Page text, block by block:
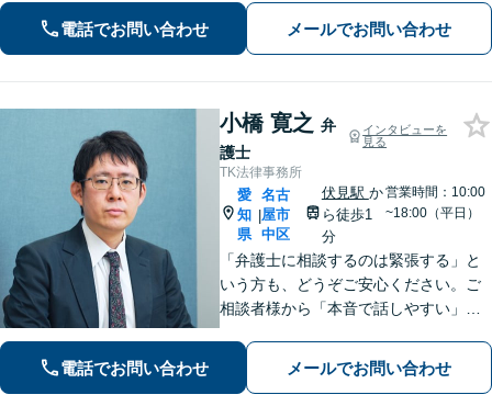
「IT法務部によるチームでの問題解
決」ITに関する深い知見を活かして技
電話でお問い合わせ メールでお問い合わせ
小橋 寛之 弁
護士
インタビューを
見る
TK法律事務所
愛
知
県
|
名古
屋市
中区
伏見駅 か
ら徒歩1
分
営業時間：10:00
~18:00（平日）
「弁護士に相談するのは緊張する」と
いう方も、どうぞご安心ください。ご
相談者様から「本音で話しやすい」と
婚や借金、刑事事件など幅広い問題に
寄り添い、専門家としての確かな視点
電話でお問い合わせ メールでお問い合わせ